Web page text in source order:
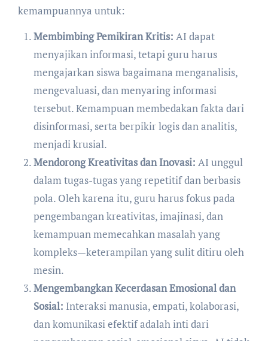
kemampuannya untuk:
Membimbing Pemikiran Kritis: AI dapat
menyajikan informasi, tetapi guru harus
mengajarkan siswa bagaimana menganalisis,
mengevaluasi, dan menyaring informasi
tersebut. Kemampuan membedakan fakta dari
disinformasi, serta berpikir logis dan analitis,
menjadi krusial.
Mendorong Kreativitas dan Inovasi: AI unggul
dalam tugas-tugas yang repetitif dan berbasis
pola. Oleh karena itu, guru harus fokus pada
pengembangan kreativitas, imajinasi, dan
kemampuan memecahkan masalah yang
kompleks—keterampilan yang sulit ditiru oleh
mesin.
Mengembangkan Kecerdasan Emosional dan
Sosial: Interaksi manusia, empati, kolaborasi,
dan komunikasi efektif adalah inti dari